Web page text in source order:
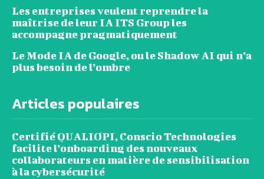
Les entreprises veulent reprendre la
maîtrise de leur IA ITS Group les
accompagne pragmatiquement
Le Mode IA de Google, ou le Shadow AI qui n’a
plus besoin de l’ombre
Articles populaires
Certifié QUALIOPI, Conscio Technologies
facilite l’onboarding des nouveaux
collaborateurs en matière de sensibilisation
à la cybersécurité